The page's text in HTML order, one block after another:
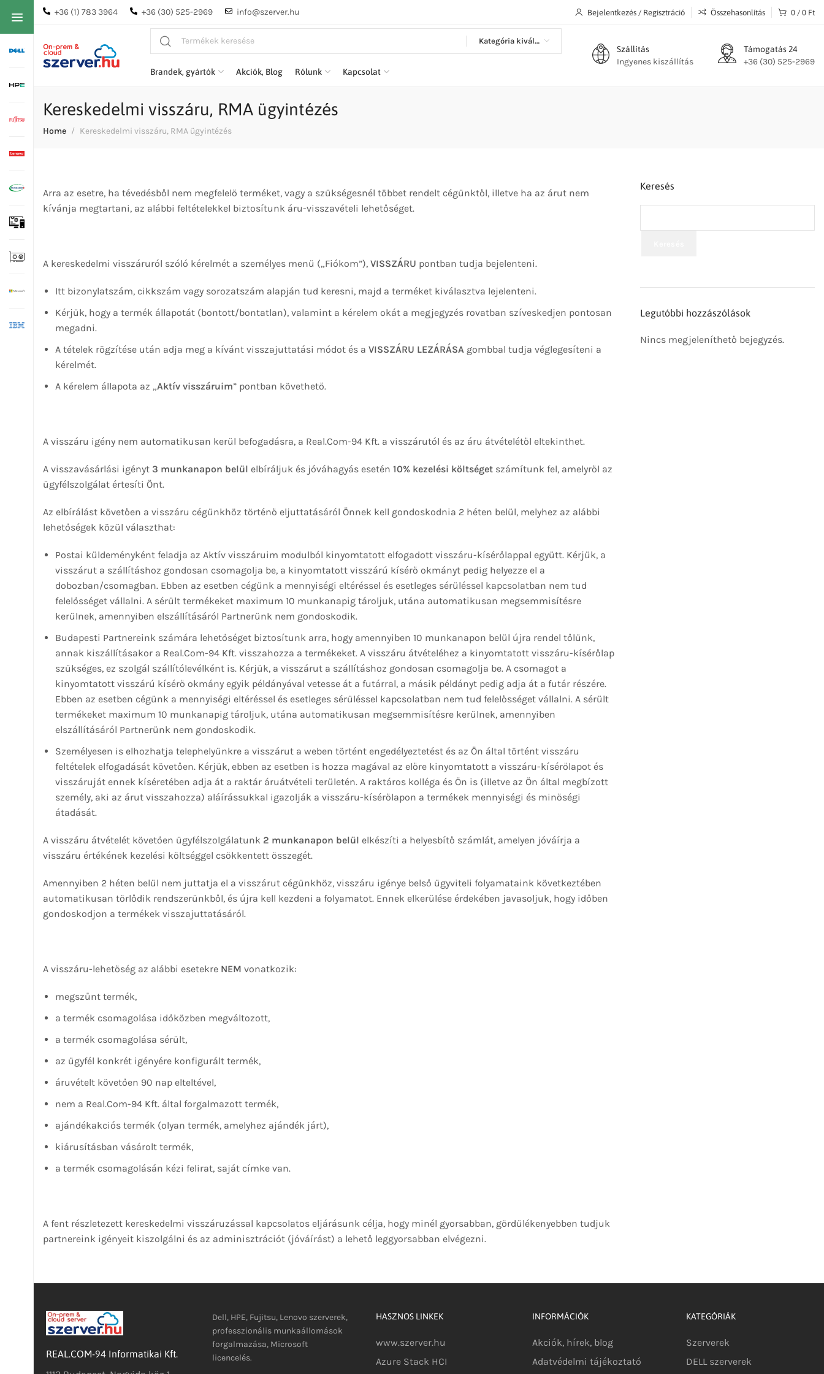
+36 (1) 783 3964 +36 (30) 525-2969 info@szerver.hu Bejelentkezés / Regisztráció Összehasonlítás 0 / 0 Ft
Kategória kiválasztása
Brandek, gyártók Akciók, Blog Rólunk Kapcsolat
Szállítás
Ingyenes kiszállítás
Támogatás 24
+36 (30) 525-2969
Kereskedelmi visszáru, RMA ügyintézés
Home Kereskedelmi visszáru, RMA ügyintézés
Arra az esetre, ha tévedésből nem megfelelő terméket, vagy a szükségesnél többet rendelt cégünktől, illetve ha az árut nem
kívánja megtartani, az alábbi feltételekkel biztosítunk áru-visszavételi lehetőséget.
A kereskedelmi visszáruról szóló kérelmét a személyes menü („Fiókom”), VISSZÁRU pontban tudja bejelenteni.
Itt bizonylatszám, cikkszám vagy sorozatszám alapján tud keresni, majd a terméket kiválasztva lejelenteni.
Kérjük, hogy a termék állapotát (bontott/bontatlan), valamint a kérelem okát a megjegyzés rovatban szíveskedjen pontosan
megadni.
A tételek rögzítése után adja meg a kívánt visszajuttatási módot és a VISSZÁRU LEZÁRÁSA gombbal tudja véglegesíteni a
kérelmét.
A kérelem állapota az „Aktív visszáruim” pontban követhető.
A visszáru igény nem automatikusan kerül befogadásra, a Real.Com-94 Kft. a visszárutól és az áru átvételétől eltekinthet.
A visszavásárlási igényt 3 munkanapon belül elbíráljuk és jóváhagyás esetén 10% kezelési költséget számítunk fel, amelyről az
ügyfélszolgálat értesíti Önt.
Az elbírálást követően a visszáru cégünkhöz történő eljuttatásáról Önnek kell gondoskodnia 2 héten belül, melyhez az alábbi
lehetőségek közül választhat:
Postai küldeményként feladja az Aktív visszáruim modulból kinyomtatott elfogadott visszáru-kísérőlappal együtt. Kérjük, a
visszárut a szállításhoz gondosan csomagolja be, a kinyomtatott visszárú kísérő okmányt pedig helyezze el a
dobozban/csomagban. Ebben az esetben cégünk a mennyiségi eltéréssel és esetleges sérüléssel kapcsolatban nem tud
felelősséget vállalni. A sérült termékeket maximum 10 munkanapig tároljuk, utána automatikusan megsemmisítésre
kerülnek, amennyiben elszállításáról Partnerünk nem gondoskodik.
Budapesti Partnereink számára lehetőséget biztosítunk arra, hogy amennyiben 10 munkanapon belül újra rendel tőlünk,
annak kiszállításakor a Real.Com-94 Kft. visszahozza a termékeket. A visszáru átvételéhez a kinyomtatott visszáru-kísérőlap
szükséges, ez szolgál szállítólevélként is. Kérjük, a visszárut a szállításhoz gondosan csomagolja be. A csomagot a
kinyomtatott visszárú kísérő okmány egyik példányával vetesse át a futárral, a másik példányt pedig adja át a futár részére.
Ebben az esetben cégünk a mennyiségi eltéréssel és esetleges sérüléssel kapcsolatban nem tud felelősséget vállalni. A sérült
termékeket maximum 10 munkanapig tároljuk, utána automatikusan megsemmisítésre kerülnek, amennyiben
elszállításáról Partnerünk nem gondoskodik.
Személyesen is elhozhatja telephelyünkre a visszárut a weben történt engedélyeztetést és az Ön által történt visszáru
feltételek elfogadását követően. Kérjük, ebben az esetben is hozza magával az előre kinyomtatott a visszáru-kísérőlapot és
visszáruját ennek kíséretében adja át a raktár áruátvételi területén. A raktáros kolléga és Ön is (illetve az Ön által megbízott
személy, aki az árut visszahozza) aláírássukkal igazolják a visszáru-kísérőlapon a termékek mennyiségi és minőségi
átadását.
A visszáru átvételét követően ügyfélszolgálatunk 2 munkanapon belül elkészíti a helyesbítő számlát, amelyen jóváírja a
visszáru értékének kezelési költséggel csökkentett összegét.
Amennyiben 2 héten belül nem juttatja el a visszárut cégünkhöz, visszáru igénye belső ügyviteli folyamataink következtében
automatikusan törlődik rendszerünkből, és újra kell kezdeni a folyamatot. Ennek elkerülése érdekében javasoljuk, hogy időben
gondoskodjon a termékek visszajuttatásáról.
A visszáru-lehetőség az alábbi esetekre NEM vonatkozik:
megszűnt termék,
a termék csomagolása időközben megváltozott,
a termék csomagolása sérült,
az ügyfél konkrét igényére konfigurált termék,
áruvételt követően 90 nap elteltével,
nem a Real.Com-94 Kft. által forgalmazott termék,
ajándékakciós termék (olyan termék, amelyhez ajándék járt),
kiárusításban vásárolt termék,
a termék csomagolásán kézi felirat, saját címke van.
A fent részletezett kereskedelmi visszáruzással kapcsolatos eljárásunk célja, hogy minél gyorsabban, gördülékenyebben tudjuk
partnereink igényeit kiszolgálni és az adminisztrációt (jóváírást) a lehető leggyorsabban elvégezni.
Keresés
Legutóbbi hozzászólások
Nincs megjeleníthető bejegyzés.
REAL.COM-94 Informatikai Kft.
Dell, HPE, Fujitsu, Lenovo szerverek,
professzionális munkaállomások
forgalmazása, Microsoft
licencelés.
HASZNOS LINKEK
www.szerver.hu
Azure Stack HCI
INFORMÁCIÓK
Akciók, hírek, blog
Adatvédelmi tájékoztató
KATEGÓRIÁK
Szerverek
DELL szerverek